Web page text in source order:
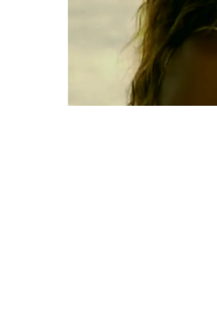
24 de agosto de 2015, 10:47
la viuda de blanco